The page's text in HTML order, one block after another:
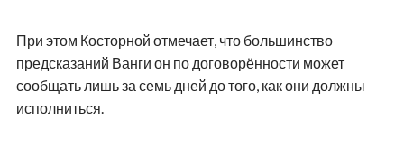
При этом Косторной отмечает, что большинство
предсказаний Ванги он по договорённости может
сообщать лишь за семь дней до того, как они должны
исполниться.